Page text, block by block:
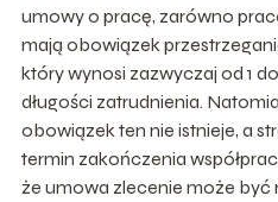
umowy o pracę, zarówno
mają obowiązek
który wynosi zazwyczaj od 1
długości zatrudnienia.
obowiązek ten nie istnieje, a
termin zakończenia
że umowa zlecenie może być